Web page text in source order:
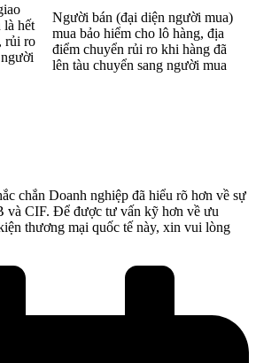
là hết
rủi ro
Người bán (đại diện người mua)
mua bảo hiểm cho lô hàng, địa
điểm chuyển rủi ro khi hàng đã
lên tàu chuyển sang người mua
chắn Doanh nghiệp đã hiểu rõ hơn về sự
và CIF. Để được tư vấn kỹ hơn về ưu
thương mại quốc tế này, xin vui lòng